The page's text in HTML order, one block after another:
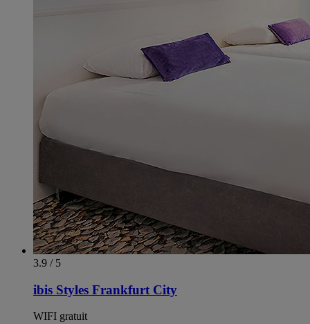
3.9 / 5
ibis Styles Frankfurt City
WIFI gratuit